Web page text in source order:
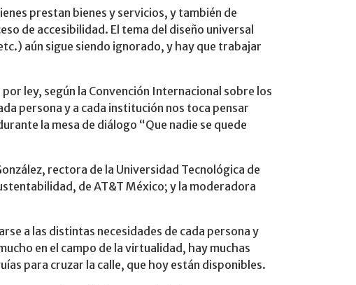
prestan bienes y servicios, y también de
de accesibilidad. El tema del diseño universal
aún sigue siendo ignorado, y hay que trabajar
ley, según la Convención Internacional sobre los
persona y a cada institución nos toca pensar
la mesa de diálogo “Que nadie se quede
rectora de la Universidad Tecnológica de
de AT&T México; y la moderadora
a las distintas necesidades de cada persona y
en el campo de la virtualidad, hay muchas
para cruzar la calle, que hoy están disponibles.